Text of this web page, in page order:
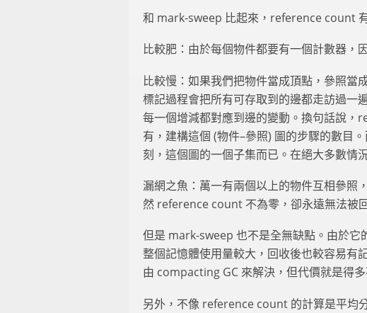
和 mark-sweep 比起來，reference count
比較肥：由於每個物件都要有一個計數器，
比較慢：如果我們把物件當成頂點，參照
標記過程會把所有可存取到的邊都走訪過
每一個增減都對應到邊的變動。換句話說
有，建構這個 (物件–參照) 圖的步驟的數目
刻，這個圖的一個子集而已。在絕大多數情
漏網之魚：萬一有兩個以上的物件互相參照
然 reference count 不為零，卻永遠無法被
但是 mark-sweep 也不是全無缺點。由於
整個記憶體使用量較大，回收後也較容易有
由 compacting GC 來解決，但代價就是得多
另外，不像 reference count 的計算是平均